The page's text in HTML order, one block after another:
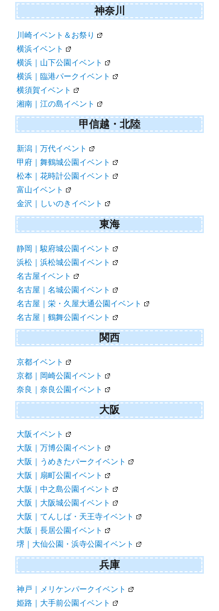
神奈川
川崎イベント＆お祭り
横浜イベント
横浜｜山下公園イベント
横浜｜臨港パークイベント
横須賀イベント
湘南｜江の島イベント
甲信越・北陸
新潟｜万代イベント
甲府｜舞鶴城公園イベント
松本｜花時計公園イベント
富山イベント
金沢｜しいのきイベント
東海
静岡｜駿府城公園イベント
浜松｜浜松城公園イベント
名古屋イベント
名古屋｜名城公園イベント
名古屋｜栄・久屋大通公園イベント
名古屋｜鶴舞公園イベント
関西
京都イベント
京都｜岡崎公園イベント
奈良｜奈良公園イベント
大阪
大阪イベント
大阪｜万博公園イベント
大阪｜うめきたパークイベント
大阪｜扇町公園イベント
大阪｜中之島公園イベント
大阪｜大阪城公園イベント
大阪｜てんしば・天王寺イベント
大阪｜長居公園イベント
堺｜大仙公園・浜寺公園イベント
兵庫
神戸｜メリケンパークイベント
姫路｜大手前公園イベント